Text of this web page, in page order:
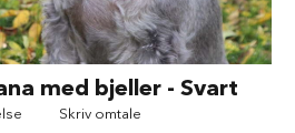
med bjeller - Svart
Skriv omtale